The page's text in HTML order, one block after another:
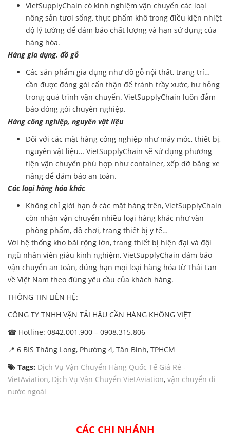
VietSupplyChain có kinh nghiệm vận chuyển các loại
nông sản tươi sống, thực phẩm khô trong điều kiện nhiệt
độ lý tưởng để đảm bảo chất lượng và hạn sử dụng của
hàng hóa.
Hàng gia dụng, đồ gỗ
Các sản phẩm gia dụng như đồ gỗ nội thất, trang trí…
cần được đóng gói cẩn thận để tránh trầy xước, hư hỏng
trong quá trình vận chuyển. VietSupplyChain luôn đảm
bảo đóng gói chuyên nghiệp.
Hàng công nghiệp, nguyên vật liệu
Đối với các mặt hàng công nghiệp như máy móc, thiết bị,
nguyên vật liệu… VietSupplyChain sẽ sử dụng phương
tiện vận chuyển phù hợp như container, xếp dỡ bằng xe
nâng để đảm bảo an toàn.
Các loại hàng hóa khác
Không chỉ giới hạn ở các mặt hàng trên, VietSupplyChain
còn nhận vận chuyển nhiều loại hàng khác như văn
phòng phẩm, đồ chơi, trang thiết bị y tế…
Với hệ thống kho bãi rộng lớn, trang thiết bị hiện đại và đội
ngũ nhân viên giàu kinh nghiệm, VietSupplyChain đảm bảo
vận chuyển an toàn, đúng hạn mọi loại hàng hóa từ Thái Lan
về Việt Nam theo đúng yêu cầu của khách hàng.
THÔNG TIN LIÊN HỆ:
CÔNG TY TNHH VẬN TẢI HẬU CẦN HÀNG KHÔNG VIỆT
☎ Hotline: 0842.001.900 – 0908.315.806
📍 6 BIS Thăng Long, Phường 4, Tân Bình, TPHCM
Tags: Dịch Vụ Vận Chuyển Hàng Quốc Tế Giá Rẻ -
VietAviation, Dịch Vụ Vận Chuyển VietAviation, vận chuyển đi
nước ngoài
CÁC CHI NHÁNH